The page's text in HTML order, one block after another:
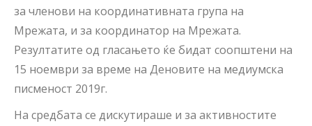
за членови на координативната група на
Мрежата, и за координатор на Мрежата.
Резултатите од гласањето ќе бидат соопштени на
15 ноември за време на Деновите на медиумска
писменост 2019г.
На средбата се дискутираше и за активностите